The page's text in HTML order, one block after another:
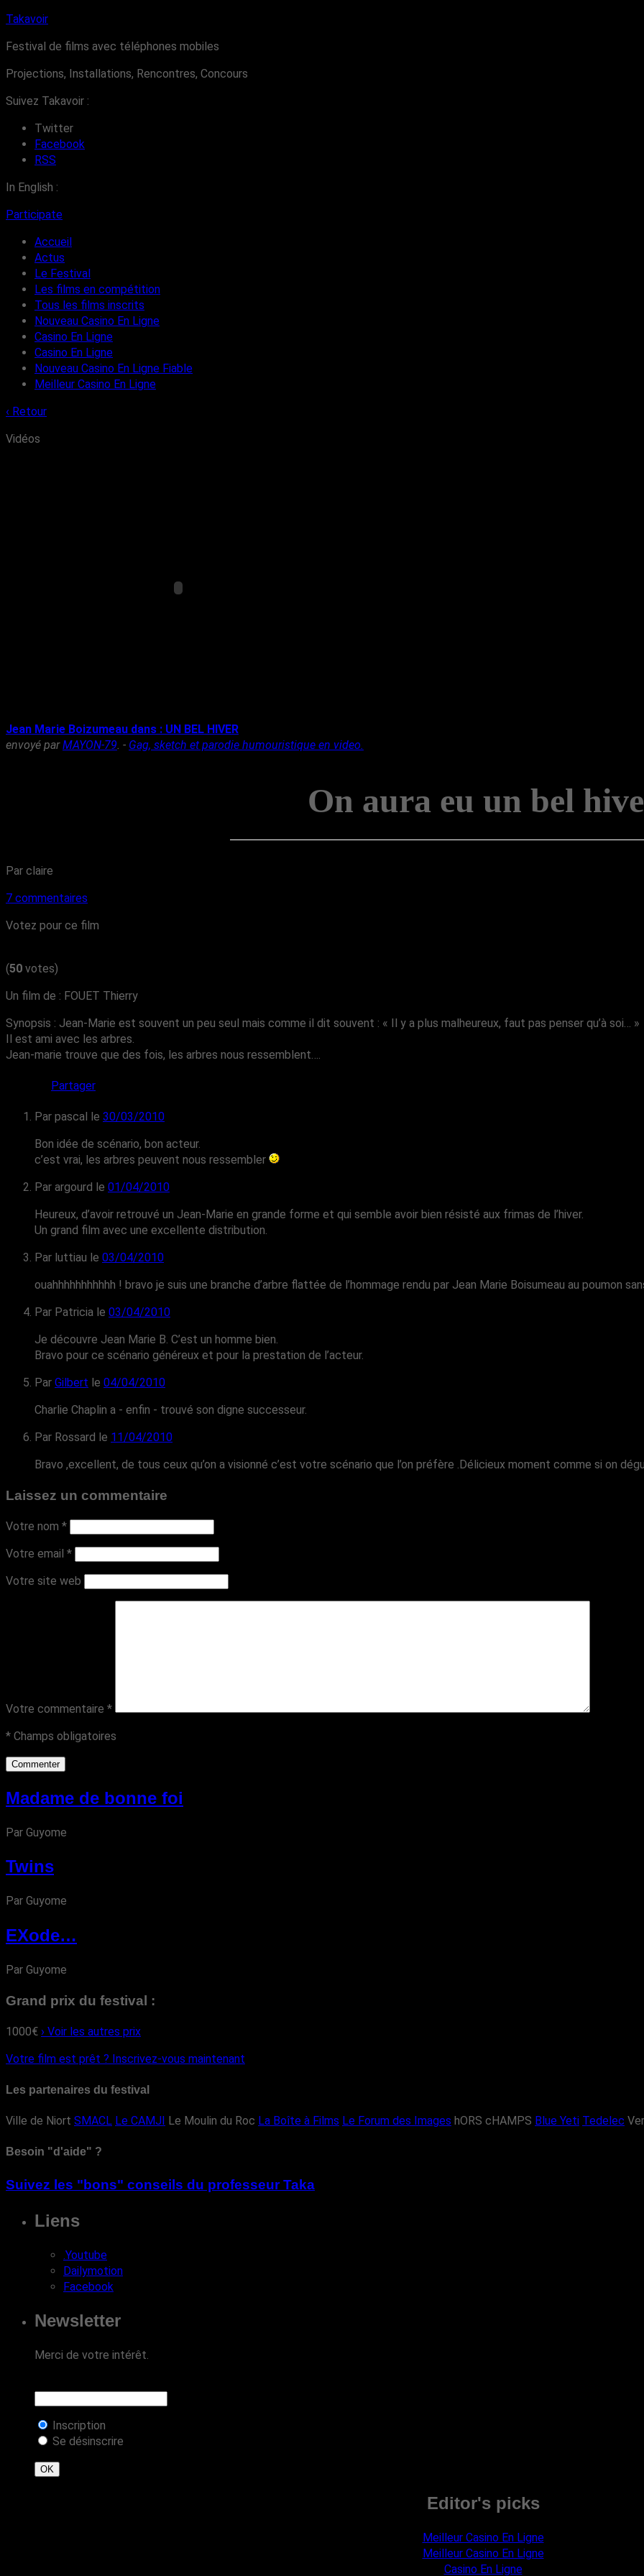
Takavoir
Festival de films avec téléphones mobiles
Projections, Installations, Rencontres, Concours
Suivez Takavoir :
Twitter
Facebook
RSS
In English :
Participate
Accueil
Actus
Le Festival
Les films en compétition
Tous les films inscrits
Nouveau Casino En Ligne
Casino En Ligne
Casino En Ligne
Nouveau Casino En Ligne Fiable
Meilleur Casino En Ligne
‹ Retour
Vidéos
Jean Marie Boizumeau dans : UN BEL HIVER
envoyé parMAYON-79. - Gag, sketch et parodie humouristique en video.
On aura eu un bel
Par claire
7 commentaires
Votez pour ce film
(50 votes)
Un film de : FOUET Thierry
Synopsis : Jean-Marie est souvent un peu seul mais comme il dit souvent : « Il y a plus malheureux, faut pas penser qu’à soi… »
Il est ami avec les arbres.
Jean-marie trouve que des fois, les arbres nous ressemblent….
Partager
Par pascal le 30/03/2010
Bon idée de scénario, bon acteur.
c’est vrai, les arbres peuvent nous ressembler
Par argourd le 01/04/2010
Heureux, d’avoir retrouvé un Jean-Marie en grande forme et qui semble avoir bien résisté aux frimas de l’hiver.
Un grand film avec une excellente distribution.
Par luttiau le 03/04/2010
ouahhhhhhhhhhh ! bravo je suis une branche d’arbre flattée de l’hommage rendu par Jean Marie Boisumeau au poumon
Par Patricia le 03/04/2010
Je découvre Jean Marie B. C’est un homme bien.
Bravo pour ce scénario généreux et pour la prestation de l’acteur.
Par Gilbert le 04/04/2010
Charlie Chaplin a - enfin - trouvé son digne successeur.
Par Rossard le 11/04/2010
Bravo ,excellent, de tous ceux qu’on a visionné c’est votre scénario que l’on préfère .Délicieux moment comme si on
Laissez un commentaire
Votre nom *
Votre email *
Votre site web
Votre commentaire *
* Champs obligatoires
Madame de bonne foi
Par Guyome
Twins
Par Guyome
EXode…
Par Guyome
Grand prix du festival :
1000€ › Voir les autres prix
Votre film est prêt ? Inscrivez-vous maintenant
Les partenaires du festival
Ville de Niort SMACL Le CAMJI Le Moulin du Roc La Boîte à Films Le Forum des Images hORS cHAMPS Blue Yeti Tedelec
Besoin "d'aide" ?
Suivez les "bons" conseils du professeur Taka
Liens
.Youtube
Dailymotion
Facebook
Newsletter
Merci de votre intérêt.
Inscription
Se désinscrire
Editor's picks
Meilleur Casino En Ligne
Meilleur Casino En Ligne
Casino En Ligne